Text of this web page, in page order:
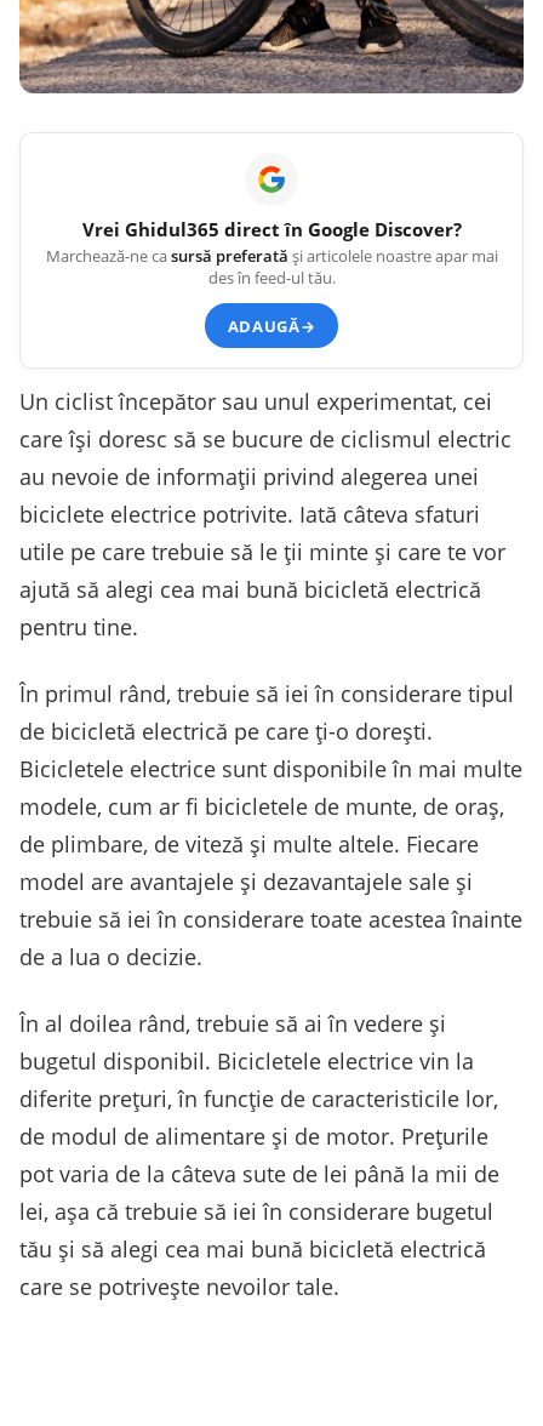
Vrei Ghidul365 direct în Google Discover?
Marchează-ne casursă preferată și articolele noastre apar mai
des în feed-ul tău.
ADAUGĂ→
Un ciclist începător sau unul experimentat, cei
care își doresc să se bucure de ciclismul electric
au nevoie de informații privind alegerea unei
biciclete electrice potrivite. Iată câteva sfaturi
utile pe care trebuie să le ții minte și care te vor
ajută să alegi cea mai bună bicicletă electrică
pentru tine.
În primul rând, trebuie să iei în considerare tipul
de bicicletă electrică pe care ți-o dorești.
Bicicletele electrice sunt disponibile în mai multe
modele, cum ar fi bicicletele de munte, de oraș,
de plimbare, de viteză și multe altele. Fiecare
model are avantajele și dezavantajele sale și
trebuie să iei în considerare toate acestea înainte
de a lua o decizie.
În al doilea rând, trebuie să ai în vedere și
bugetul disponibil. Bicicletele electrice vin la
diferite prețuri, în funcție de caracteristicile lor,
de modul de alimentare și de motor. Prețurile
pot varia de la câteva sute de lei până la mii de
lei, așa că trebuie să iei în considerare bugetul
tău și să alegi cea mai bună bicicletă electrică
care se potrivește nevoilor tale.